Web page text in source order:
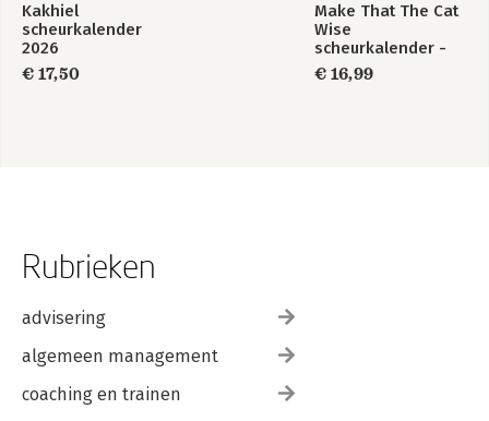
Kakhiel
scheurkalender
2026
€ 17,50
Make That The Cat
Wise
scheurkalender -
2027
€ 16,99
Rubrieken
advisering
algemeen management
coaching en trainen